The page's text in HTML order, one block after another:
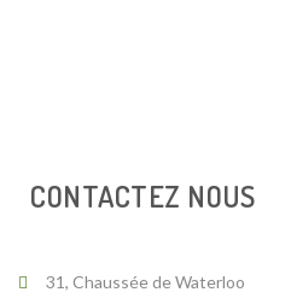
CONTACTEZ NOUS
31, Chaussée de Waterloo